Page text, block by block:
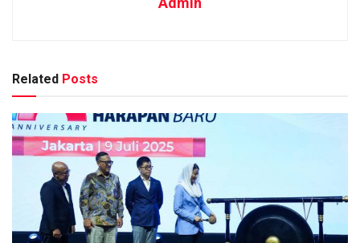
Related Posts